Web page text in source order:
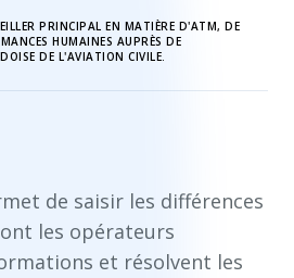
PRINCIPAL EN MATIÈRE D'ATM, DE
HUMAINES AUPRÈS DE
DE L'AVIATION CIVILE.
de saisir les différences
les opérateurs
et résolvent les